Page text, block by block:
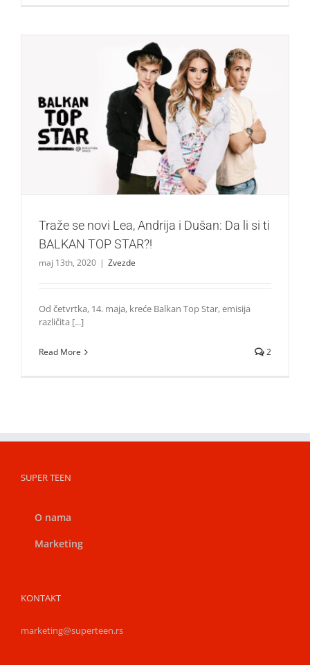
Traže se novi Lea, Andrija i Dušan: Da li si ti BALKAN TOP
STAR?!
Zvezde
Traže se novi Lea, Andrija i Dušan: Da li si ti
BALKAN TOP STAR?!
maj 13th, 2020 | Zvezde
Od četvrtka, 14. maja, kreće Balkan Top Star, emisija
različita [...]
Read More 2
SUPER TEEN
O nama
Marketing
KONTAKT
marketing@superteen.rs